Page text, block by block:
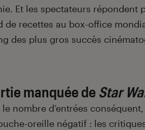
Et les spectateurs répondent
de recettes au box-office
des plus gros succès
manquée de Star
le nombre d’entrées
oreille négatif : les